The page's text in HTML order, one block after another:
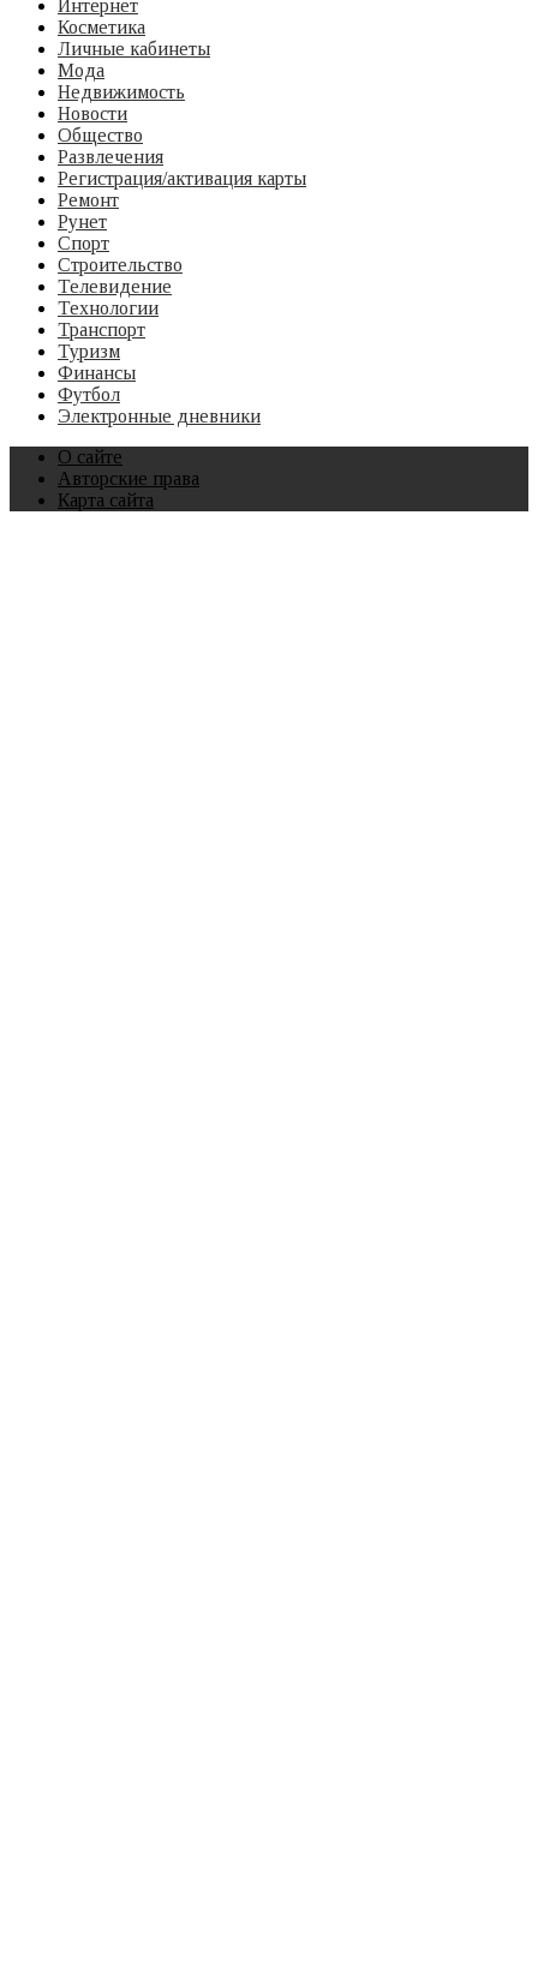
Интернет
Косметика
Личные кабинеты
Мода
Недвижимость
Новости
Общество
Развлечения
Регистрация/активация карты
Ремонт
Рунет
Спорт
Строительство
Телевидение
Технологии
Транспорт
Туризм
Финансы
Футбол
Электронные дневники
О сайте
Авторские права
Карта сайта